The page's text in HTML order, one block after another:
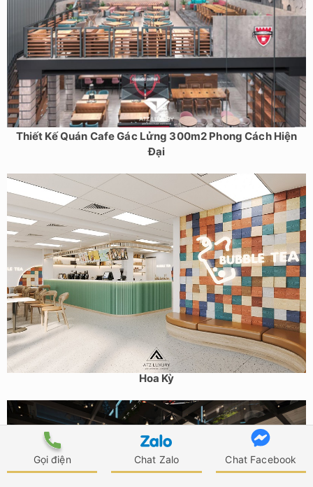
Gọi điện Chat Zalo Chat Facebook
Thiết Kế Quán Cafe Gác Lửng 300m2 Phong Cách Hiện
Đại
Thiết kế quán trà sữa phong cách Scandinavian 120m2 tại
Hoa Kỳ